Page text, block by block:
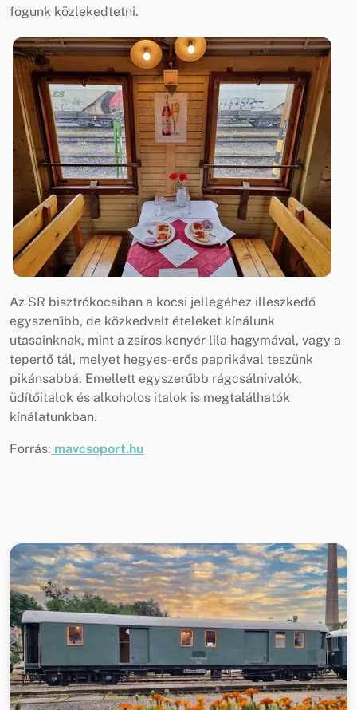
fogunk közlekedtetni.
Az SR bisztrókocsiban a kocsi jellegéhez illeszkedő
egyszerűbb, de közkedvelt ételeket kínálunk
utasainknak, mint a zsíros kenyér lila hagymával, vagy a
tepertő tál, melyet hegyes-erős paprikával teszünk
pikánsabbá. Emellett egyszerűbb rágcsálnivalók,
üdítőitalok és alkoholos italok is megtalálhatók
kínálatunkban.
Forrás: mavcsoport.hu